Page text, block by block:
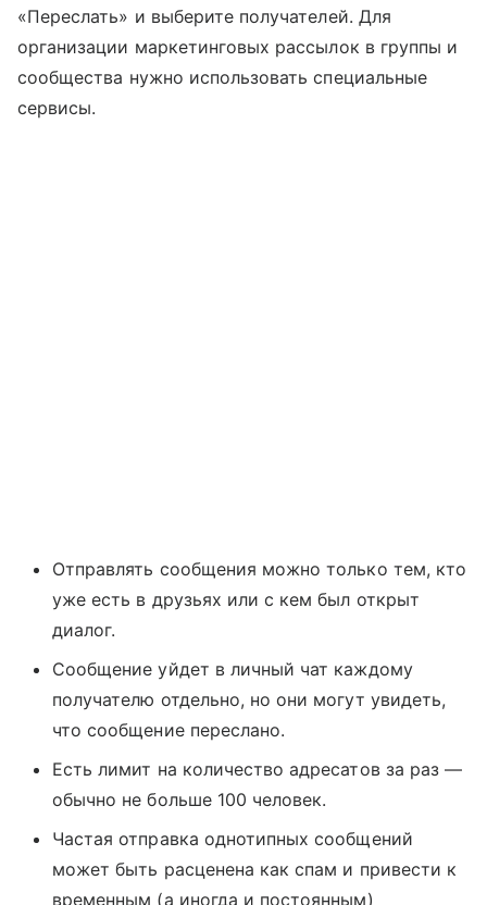
«Переслать» и выберите получателей. Для
организации маркетинговых рассылок в группы и
сообщества нужно использовать специальные
сервисы.
Отправлять сообщения можно только тем, кто
уже есть в друзьях или с кем был открыт
диалог.
Сообщение уйдет в личный чат каждому
получателю отдельно, но они могут увидеть,
что сообщение переслано.
Есть лимит на количество адресатов за раз —
обычно не больше 100 человек.
Частая отправка однотипных сообщений
может быть расценена как спам и привести к
временным (а иногда и постоянным)